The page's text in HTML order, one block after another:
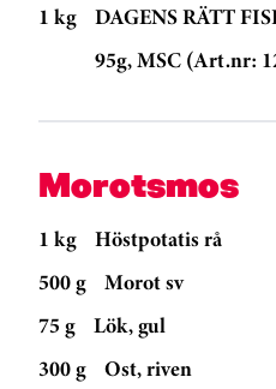
1 kg
DAGENS RÄTT
95g, MSC (Art.nr:
Morotsmos
1 kg
Höstpotatis rå
500 g
Morot sv
75 g
Lök, gul
300 g
Ost, riven